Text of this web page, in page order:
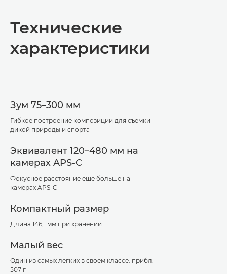
Технические характеристики
Технические
характеристики
Зум 75–300 мм
Гибкое построение композиции для съемки
дикой природы и спорта
Эквивалент 120–480 мм на
камерах APS-C
Фокусное расстояние еще больше на
камерах APS-C
Компактный размер
Длина 146,1 мм при хранении
Малый вес
Один из самых легких в своем классе: прибл.
507 г